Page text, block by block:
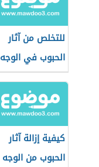
للتخلص من آثار
الحبوب في الوجه
كيفية إزالة آثار
الحبوب من الوجه